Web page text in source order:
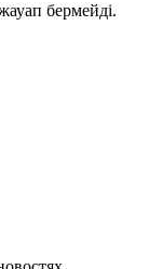
бермейді.